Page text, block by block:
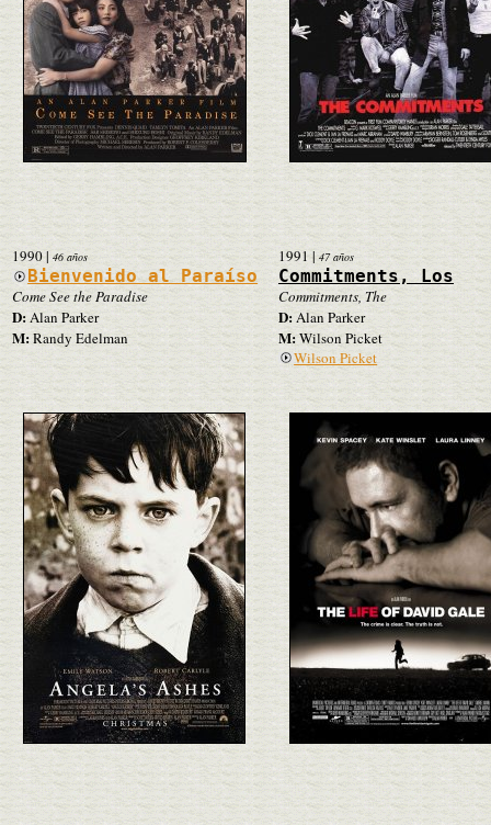
1990| 46 años
Bienvenido al Paraíso
Come See the Paradise
D:Alan Parker
M:Randy Edelman
1991| 47 años
Commitments, Los
Commitments, The
D: Alan Parker
M:Wilson Picket
Wilson Picket